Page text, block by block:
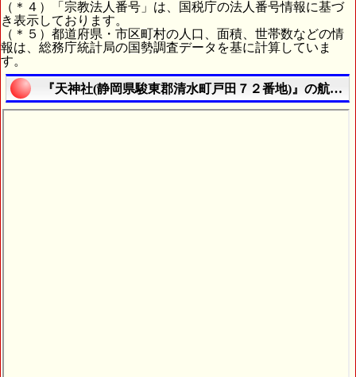
（＊４）「宗教法人番号」は、国税庁の法人番号情報に基づ
き表示しております。
（＊５）都道府県・市区町村の人口、面積、世帯数などの情
報は、総務庁統計局の国勢調査データを基に計算していま
す。
『天神社(静岡県駿東郡清水町戸田７２番地)』の航空